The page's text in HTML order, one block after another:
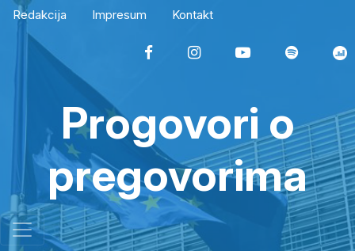
Redakcija Impresum Kontakt
Progovori o
pregovorima